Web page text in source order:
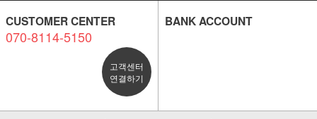
CUSTOMER CENTER
070-8114-5150
고객센터
연결하기
BANK ACCOUNT